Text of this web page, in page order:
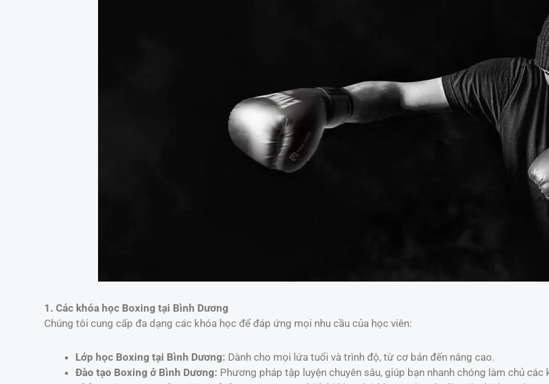
1. Các khóa học Boxing tại Bình Dương
Chúng tôi cung cấp đa dạng các khóa học để đáp ứng mọi nhu cầu của học viên:
Lớp học Boxing tại Bình Dương: Dành cho mọi lứa tuổi và trình độ, từ cơ bản đến nâng cao.
Đào tạo Boxing ở Bình Dương: Phương pháp tập luyện chuyên sâu, giúp bạn nhanh chóng làm chủ các